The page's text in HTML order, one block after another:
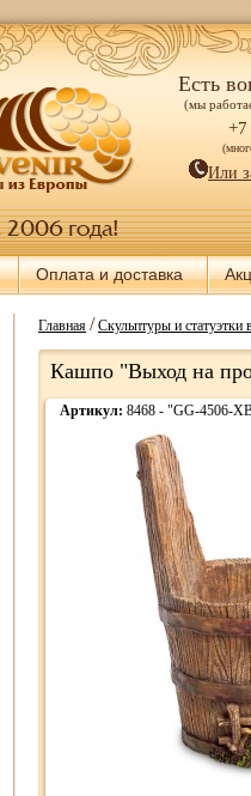
Есть
(мы
+7
Или
Оплата и доставка
Главная/Скульптуры и статуэтки
Кашпо "Выход на
Артикул: 8468 - "GG-4506-